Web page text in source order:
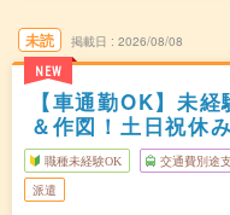
未読
NEW
掲載日 2026/08/08
【車通勤OK】未
＆作図！土日祝休み
職種未経験OK 交通費別途
派遣